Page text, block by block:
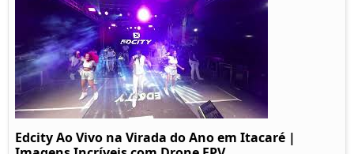
Edcity Ao Vivo na Virada do Ano em Itacaré |